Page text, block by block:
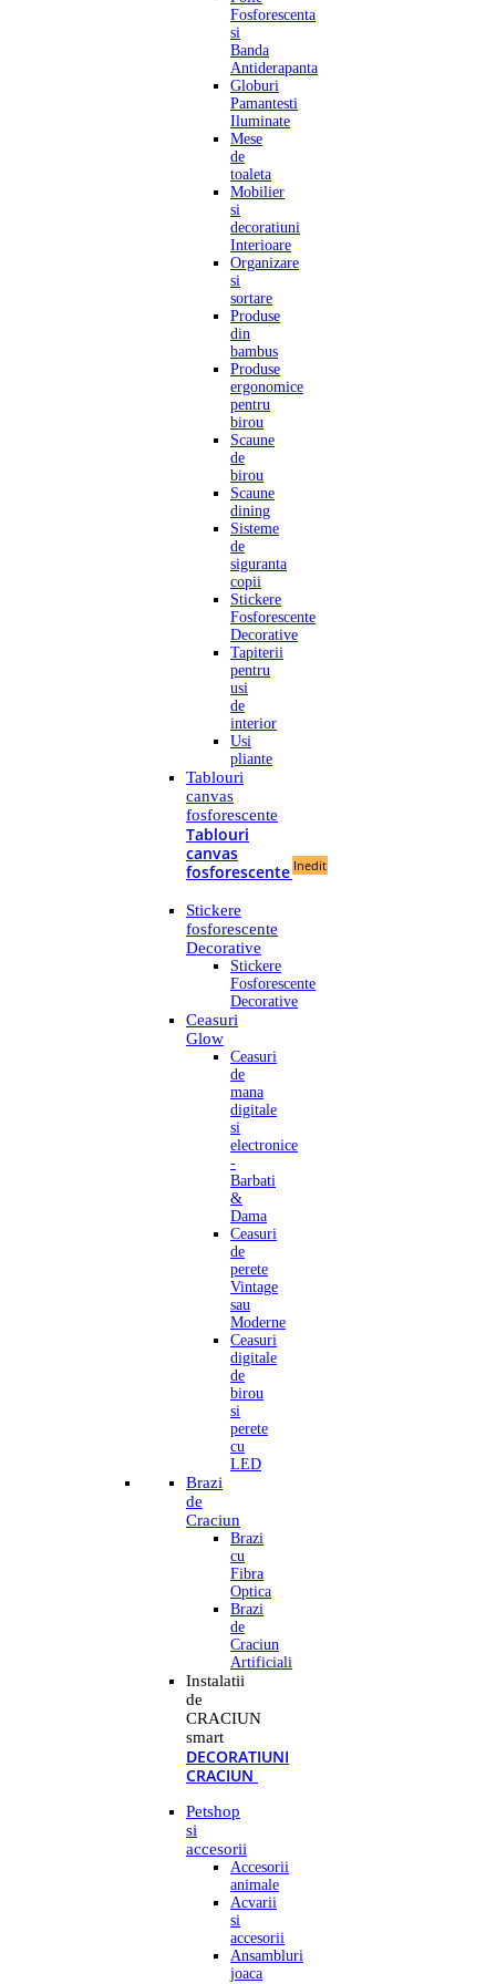
Fosforescenta
si
Banda
Antiderapanta
Globuri
Pamantesti
Iluminate
Mese
de
toaleta
Mobilier
si
decoratiuni
Interioare
Organizare
si
sortare
Produse
din
bambus
Produse
ergonomice
pentru
birou
Scaune
de
birou
Scaune
dining
Sisteme
de
siguranta
copii
Stickere
Fosforescente
Decorative
Tapiterii
pentru
usi
de
interior
Usi
pliante
Tablouri
canvas
fosforescente
Tablouri
canvas
fosforescente Inedit
Stickere
fosforescente
Decorative
Stickere
Fosforescente
Decorative
Ceasuri
Glow
Ceasuri
de
mana
digitale
si
electronice
-
Barbati
&
Dama
Ceasuri
de
perete
Vintage
sau
Moderne
Ceasuri
digitale
de
birou
si
perete
cu
LED
Brazi
de
Craciun
Brazi
cu
Fibra
Optica
Brazi
de
Craciun
Artificiali
Instalatii
de
CRACIUN
smart
DECORATIUNI
CRACIUN
Petshop
si
accesorii
Accesorii
animale
Acvarii
si
accesorii
Ansambluri
joaca